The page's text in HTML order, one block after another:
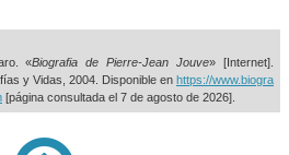
«Biografia de Pierre-Jean Jouve» [Internet].
y Vidas, 2004. Disponible en https://www.biogra
[página consultada el 7 de agosto de 2026].